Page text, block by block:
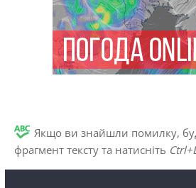
Якщо ви знайшли помилку,
фрагмент тексту та натисніть